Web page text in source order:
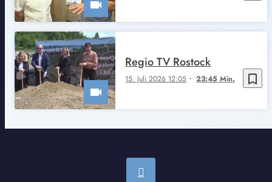
bookmark_border
15. Juli 2026 12:05 23:45 Min.
Regio TV Rostock